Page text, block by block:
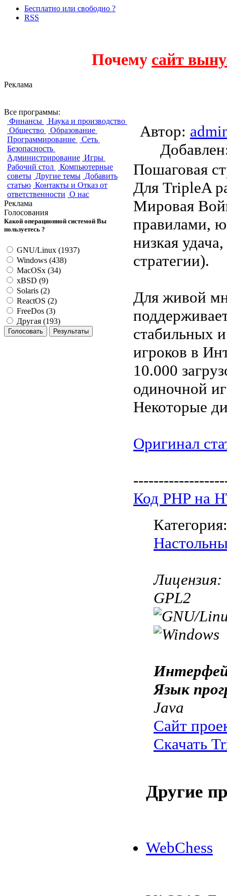
Бесплатно или свободно ?
RSS
Почему сайт
Реклама
Все программы:
Финансы
Наука и производство
Общество
Образование
Программирование
Сеть
Безопасность
Администрирование Игры
Рабочий стол
Компьютерные
советы Другие темы Добавить
статью Контакты и Отказ от
ответственности О нас
Реклама
Голосования
Какой операционной системой Вы
пользуетесь ?
GNU/Linux (1937)
Windows (438)
MacOSx (34)
xBSD (9)
Solaris (2)
ReactOS (2)
FreeDos (3)
Другая (193)
Автор:
Пошаговая
Для TripleA
Мировая
правилами,
низкая
стратегии).
Для живой
стабильных
игроков в
10.000
одиночной
Некоторые
Оригинал
Код PHP на
Лицензия:
GPL2
Язык
Java
Сайт
Скачать
Другие
WebChess